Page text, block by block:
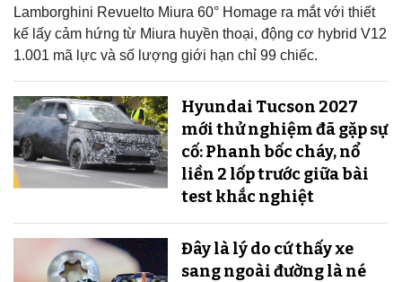
Lamborghini Revuelto Miura 60° Homage ra mắt với thiết
kế lấy cảm hứng từ Miura huyền thoại, động cơ hybrid V12
1.001 mã lực và số lượng giới hạn chỉ 99 chiếc.
Hyundai Tucson 2027
mới thử nghiệm đã gặp sự
cố: Phanh bốc cháy, nổ
liền 2 lốp trước giữa bài
test khắc nghiệt
Đây là lý do cứ thấy xe
sang ngoài đường là né